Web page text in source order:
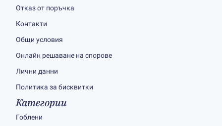
Отказ от поръчка
Контакти
Общи условия
Онлайн решаване на спорове
Лични данни
Политика за бисквитки
Категории
Гоблени